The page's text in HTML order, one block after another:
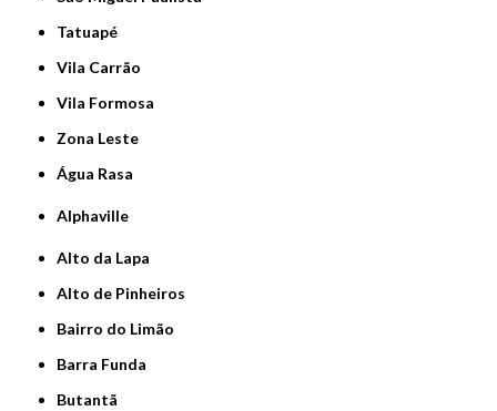
Tatuapé
Vila Carrão
Vila Formosa
Zona Leste
Água Rasa
Alphaville
Alto da Lapa
Alto de Pinheiros
Bairro do Limão
Barra Funda
Butantã